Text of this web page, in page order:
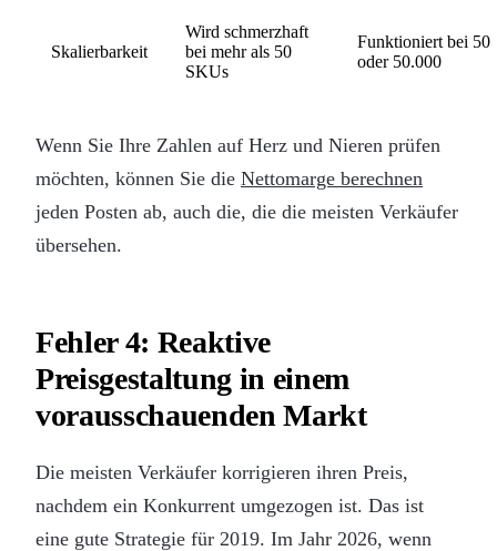
Skalierbarkeit
Wird schmerzhaft
bei mehr als 50
SKUs
Funktioniert bei 50
oder 50.000
Wenn Sie Ihre Zahlen auf Herz und Nieren prüfen
möchten, können Sie die Nettomarge berechnen
jeden Posten ab, auch die, die die meisten Verkäufer
übersehen.
Fehler 4: Reaktive
Preisgestaltung in einem
vorausschauenden Markt
Die meisten Verkäufer korrigieren ihren Preis,
nachdem ein Konkurrent umgezogen ist. Das ist
eine gute Strategie für 2019. Im Jahr 2026, wenn